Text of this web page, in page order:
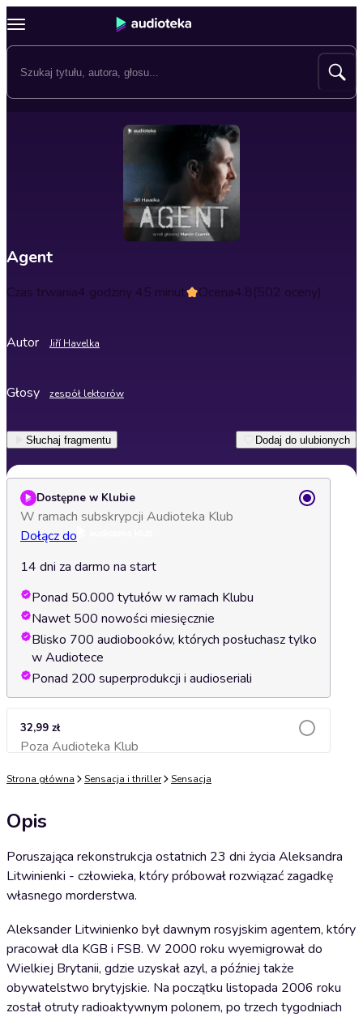
Agent
Czas trwania4 godziny 45 minut Ocena4.8(502 oceny)
Autor Jiří Havelka
Głosy zespół lektorów
Słuchaj fragmentu Dodaj do ulubionych
Dostępne w Klubie
W ramach subskrypcji Audioteka Klub
Dołącz do
14 dni za darmo na start
Ponad 50.000 tytułów w ramach Klubu
Nawet 500 nowości miesięcznie
Blisko 700 audiobooków, których posłuchasz tylko
w Audiotece
Ponad 200 superprodukcji i audioseriali
32,99 zł
Poza Audioteka KlubDodaj do koszyka
Strona główna Sensacja i thriller Sensacja
Opis
Poruszająca rekonstrukcja ostatnich 23 dni życia Aleksandra
Litwinienki - człowieka, który próbował rozwiązać zagadkę
własnego morderstwa.
Aleksander Litwinienko był dawnym rosyjskim agentem, który
pracował dla KGB i FSB. W 2000 roku wyemigrował do
Wielkiej Brytanii, gdzie uzyskał azyl, a później także
obywatelstwo brytyjskie. Na początku listopada 2006 roku
został otruty radioaktywnym polonem, po trzech tygodniach